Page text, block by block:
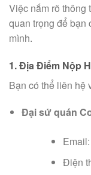
Việc nắm rõ thông
quan trọng để bạn
mình.
1. Địa Điểm Nộp
Bạn có thể liên hệ
Đại sứ quán
Email:
Điện